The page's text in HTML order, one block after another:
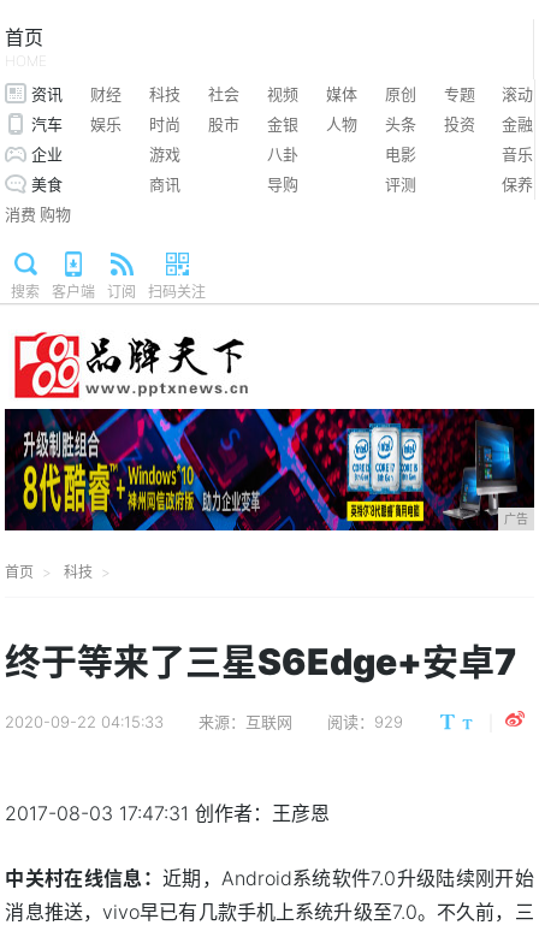
首页
HOME
资讯 财经 科技 社会 视频 媒体 原创 专题
滚动
汽车
娱乐 时尚 股市 金银 人物 头条 投资
金融
企业
游戏 八卦 电影
音乐
美食
商讯 导购 评测
保养
消费 购物
搜索 客户端 订阅 扫码关注
广告
首页 科技
终于等来了三星S6Edge+安卓7
2020-09-22 04:15:33 来源：互联网 阅读：929
2017-08-03 17:47:31 创作者：王彦恩
中关村在线信息： 近期，Android系统软件7.0升级陆续刚开始
消息推送，vivo早已有几款手机上系统升级至7.0。不久前，三